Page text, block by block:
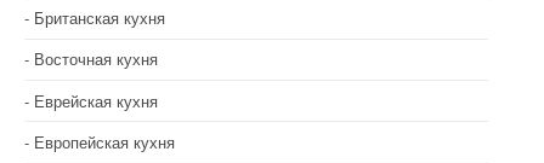
Британская кухня
Восточная кухня
Еврейская кухня
Европейская кухня